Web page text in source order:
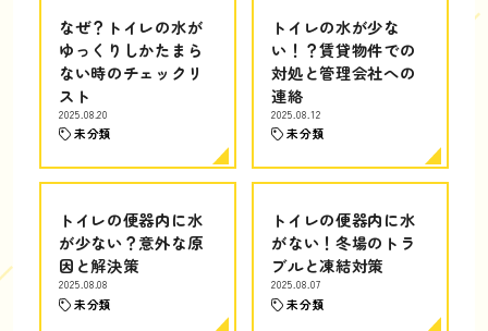
なぜ？トイレの水が
ゆっくりしかたまら
ない時のチェックリ
スト
2025.08.20
未分類
トイレの水が少な
い！？賃貸物件での
対処と管理会社への
連絡
2025.08.12
未分類
トイレの便器内に水
が少ない？意外な原
因と解決策
2025.08.08
未分類
トイレの便器内に水
がない！冬場のトラ
ブルと凍結対策
2025.08.07
未分類